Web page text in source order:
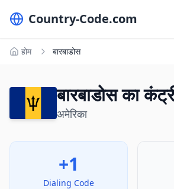
Country-Code.com
होम बारबाडोस
बारबाडोस का
अमेरिका
+1
Dialing Code